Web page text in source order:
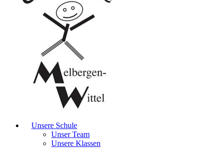
Unsere Schule
Unser Team
Unsere Klassen